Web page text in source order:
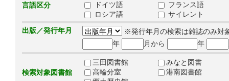
言語区分
ドイツ語
フランス語
ロシア語
サイレント
出版／発行年月
※発行年月の検索は雑誌のみ対
年
月から 年
検索対象図書館
三田図書館
みなと図書
高輪分室
港南図書館